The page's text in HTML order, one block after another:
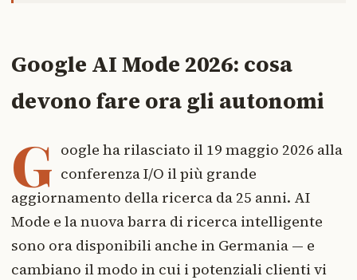
Google AI Mode 2026: cosa
devono fare ora gli autonomi
G oogle ha rilasciato il 19 maggio 2026 alla
conferenza I/O il più grande
aggiornamento della ricerca da 25 anni. AI
Mode e la nuova barra di ricerca intelligente
sono ora disponibili anche in Germania — e
cambiano il modo in cui i potenziali clienti vi